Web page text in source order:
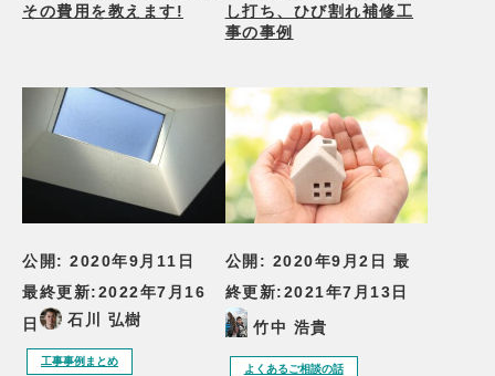
その費用を教えます!
し打ち、ひび割れ補修工
事の事例
公開: 2020年9月11日
最終更新:2022年7月16
日
石川 弘樹
工事事例まとめ
公開: 2020年9月2日
最
終更新:2021年7月13日
竹中 浩貴
よくあるご相談の話